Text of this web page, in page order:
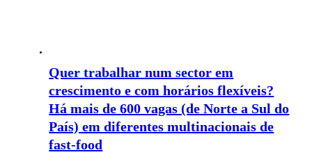
Quer trabalhar num sector em
crescimento e com horários flexíveis?
Há mais de 600 vagas (de Norte a Sul do
País) em diferentes multinacionais de
fast-food